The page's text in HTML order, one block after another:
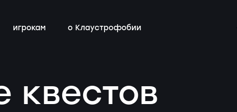
эротические
игрокам
тимбилдинг
о Клаустрофобии
контакты
квестов